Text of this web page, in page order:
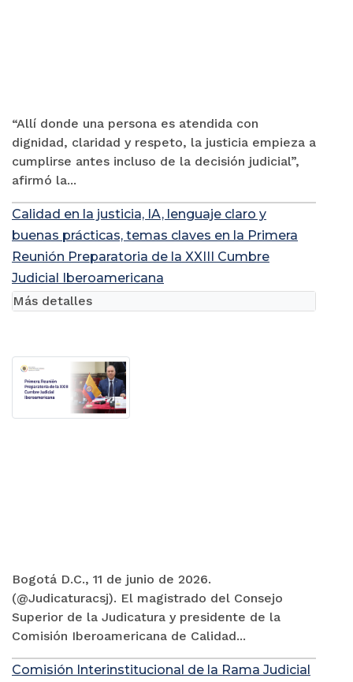
“Allí donde una persona es atendida con
dignidad, claridad y respeto, la justicia empieza a
cumplirse antes incluso de la decisión judicial”,
afirmó la...
Calidad en la justicia, IA, lenguaje claro y
buenas prácticas, temas claves en la Primera
Reunión Preparatoria de la XXIII Cumbre
Judicial Iberoamericana
Bogotá D.C., 11 de junio de 2026.
(@Judicaturacsj). El magistrado del Consejo
Superior de la Judicatura y presidente de la
Comisión Iberoamericana de Calidad...
Más detalles
Comisión Interinstitucional de la Rama Judicial